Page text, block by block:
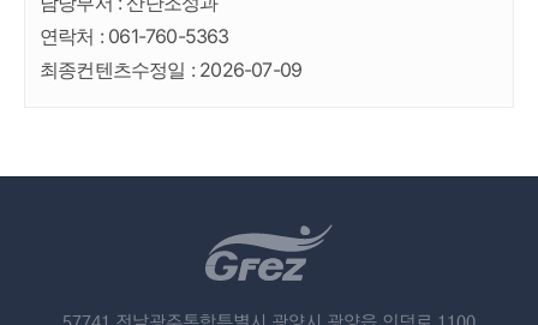
연락처 : 061-760-5363
최종컨텐츠수정일 : 2026-07-09